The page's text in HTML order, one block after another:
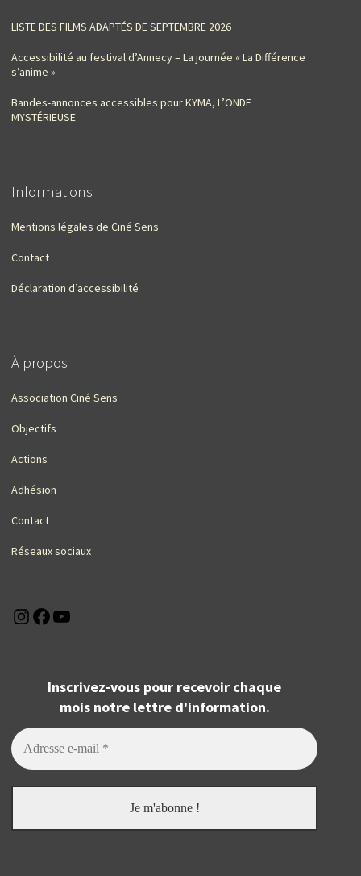
LISTE DES FILMS ADAPTÉS DE SEPTEMBRE 2026
Accessibilité au festival d’Annecy – La journée « La Différence
s’anime »
Bandes-annonces accessibles pour KYMA, L’ONDE
MYSTÉRIEUSE
Informations
Mentions légales de Ciné Sens
Contact
Déclaration d’accessibilité
À propos
Association Ciné Sens
Objectifs
Actions
Adhésion
Contact
Réseaux sociaux
Instagram
Facebook
Inscrivez-vous pour recevoir chaque
mois notre lettre d'information.